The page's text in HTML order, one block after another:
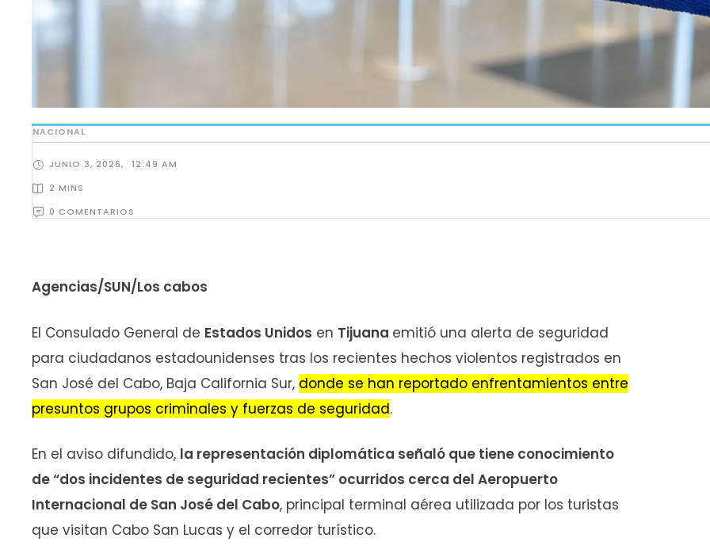
NACIONAL
JUNIO 3, 2026,
12:49 AM
2 MINS
0 COMENTARIOS
Agencias/SUN/Los cabos
El Consulado General de Estados Unidos en Tijuana emitió una alerta de seguridad
para ciudadanos estadounidenses tras los recientes hechos violentos registrados en
San José del Cabo, Baja California Sur, donde se han reportado enfrentamientos entre
presuntos grupos criminales y fuerzas de seguridad.
En el aviso difundido, la representación diplomática señaló que tiene conocimiento
de “dos incidentes de seguridad recientes” ocurridos cerca del Aeropuerto
Internacional de San José del Cabo, principal terminal aérea utilizada por los turistas
que visitan Cabo San Lucas y el corredor turístico.